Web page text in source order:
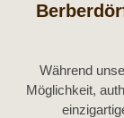
Während
Möglichkeit,